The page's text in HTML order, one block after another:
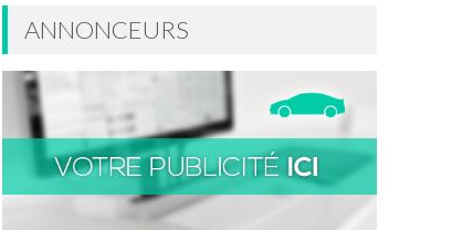
ANNONCEURS